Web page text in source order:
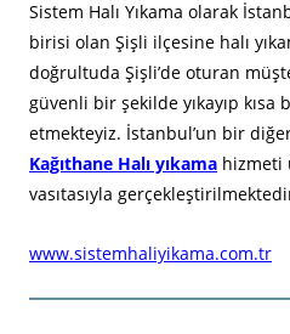
Sistem Halı Yıkama olarak
birisi olan Şişli ilçesine halı
doğrultuda Şişli’de oturan
güvenli bir şekilde yıkayıp
etmekteyiz. İstanbul’un bir
Kağıthane Halı yıkama hizmeti
vasıtasıyla
www.sistemhaliyikama.com.tr